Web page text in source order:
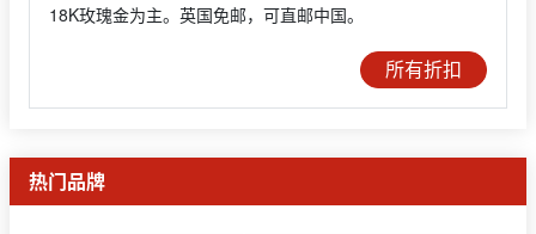
18K玫瑰金为主。英国免邮，可直邮中国。
所有折扣
热门品牌